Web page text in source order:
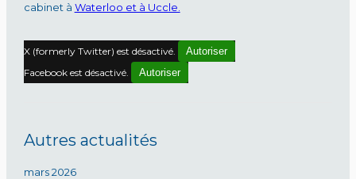
cabinet à Waterloo et à Uccle.
X (formerly Twitter) est désactivé.
Autoriser
Facebook est désactivé.
Autoriser
Autres actualités
mars 2026